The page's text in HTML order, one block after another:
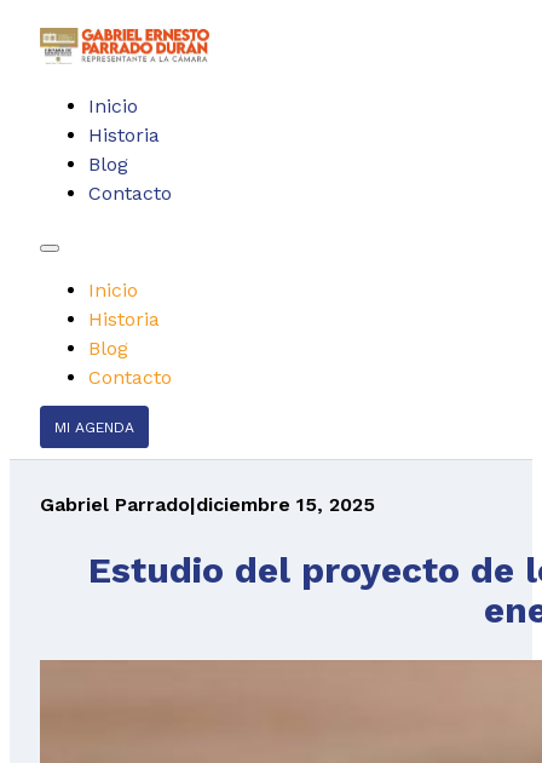
Inicio
Historia
Blog
Contacto
Inicio
Historia
Blog
Contacto
MI AGENDA
Gabriel Parrado|diciembre 15, 2025
Estudio del proyecto de